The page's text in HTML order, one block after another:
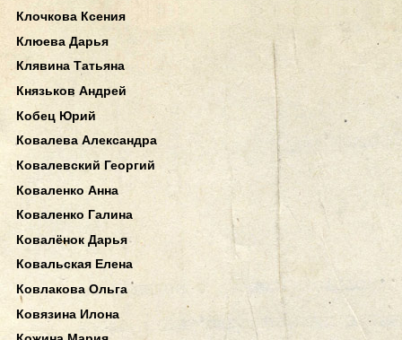
Клочкова Ксения
Клюева Дарья
Клявина Татьяна
Князьков Андрей
Кобец Юрий
Ковалева Александра
Ковалевский Георгий
Коваленко Анна
Коваленко Галина
Ковалёнок Дарья
Ковальская Елена
Ковлакова Ольга
Ковязина Илона